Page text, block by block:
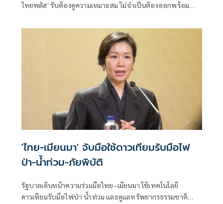
ไทยพลัส' รับต้องดูความเหมาะสม ไม่จำเป็นต้องออกพร้อม
'ไทย-เมียนมา' จับมือใช้ดาวเทียมรับมือไฟ
ป่า-น้ำท่วม-ภัยพิบัติ
รัฐบาลเดินหน้าความร่วมมือไทย–เมียนมา ใช้เทคโนโลยี
ดาวเทียมรับมือไฟป่า น้ำท่วม และดูแลทรัพยากรธรรมชาติ